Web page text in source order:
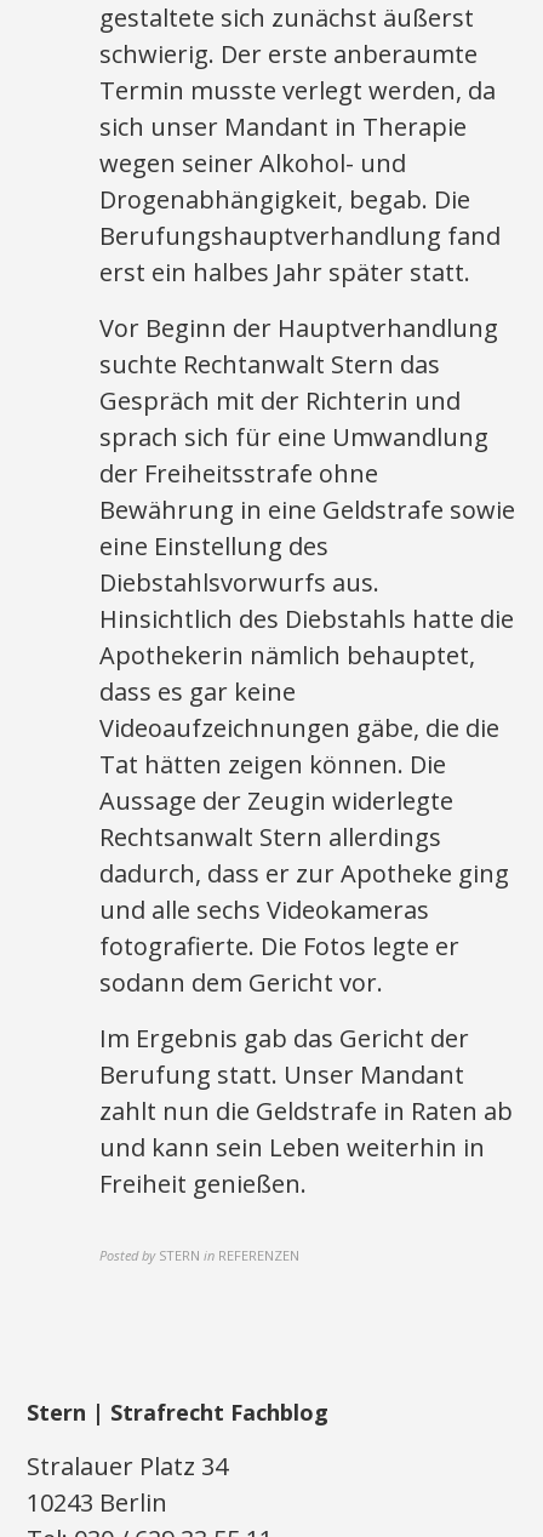
gestaltete sich zunächst äußerst
schwierig. Der erste anberaumte
Termin musste verlegt werden, da
sich unser Mandant in Therapie
wegen seiner Alkohol- und
Drogenabhängigkeit, begab. Die
Berufungshauptverhandlung fand
erst ein halbes Jahr später statt.
Vor Beginn der Hauptverhandlung
suchte Rechtanwalt Stern das
Gespräch mit der Richterin und
sprach sich für eine Umwandlung
der Freiheitsstrafe ohne
Bewährung in eine Geldstrafe sowie
eine Einstellung des
Diebstahlsvorwurfs aus.
Hinsichtlich des Diebstahls hatte die
Apothekerin nämlich behauptet,
dass es gar keine
Videoaufzeichnungen gäbe, die die
Tat hätten zeigen können. Die
Aussage der Zeugin widerlegte
Rechtsanwalt Stern allerdings
dadurch, dass er zur Apotheke ging
und alle sechs Videokameras
fotografierte. Die Fotos legte er
sodann dem Gericht vor.
Im Ergebnis gab das Gericht der
Berufung statt. Unser Mandant
zahlt nun die Geldstrafe in Raten ab
und kann sein Leben weiterhin in
Freiheit genießen.
Posted by STERN in REFERENZEN
Stern | Strafrecht Fachblog
Stralauer Platz 34
10243 Berlin